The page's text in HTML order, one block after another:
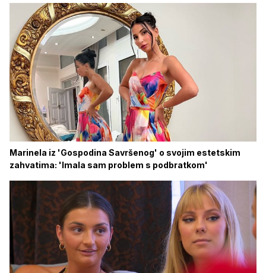
Marinela iz 'Gospodina Savršenog' o svojim estetskim
zahvatima: 'Imala sam problem s podbratkom'